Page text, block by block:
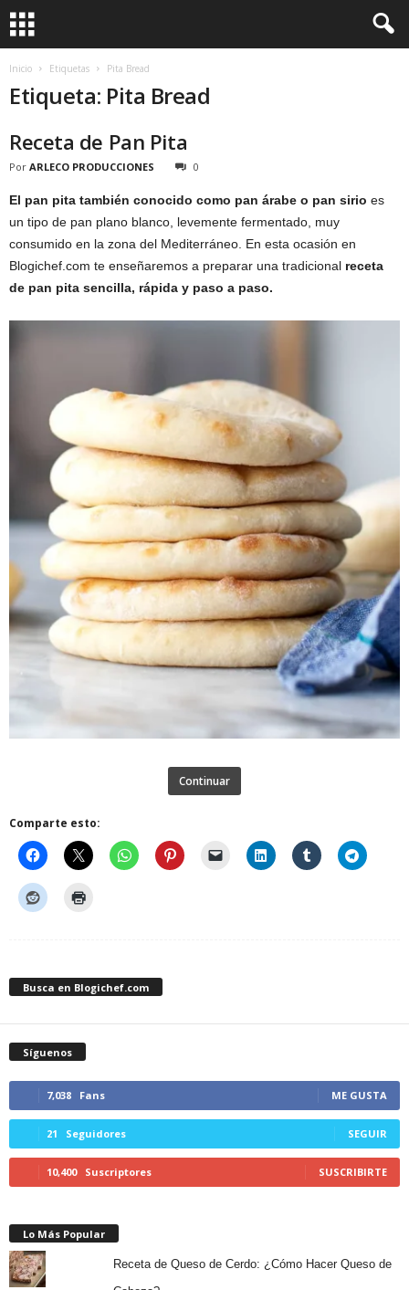
Inicio Etiquetas Pita Bread
Etiqueta: Pita Bread
Receta de Pan Pita
Por ARLECO PRODUCCIONES 0
El pan pita también conocido como pan árabe o pan sirio es
un tipo de pan plano blanco, levemente fermentado, muy
consumido en la zona del Mediterráneo. En esta ocasión en
Blogichef.com te enseñaremos a preparar una tradicional receta
de pan pita sencilla, rápida y paso a paso.
Continuar
Comparte esto:
Busca en Blogichef.com
Síguenos
7,038 Fans ME GUSTA
21 Seguidores SEGUIR
10,400 Suscriptores SUSCRIBIRTE
Lo Más Popular
Receta de Queso de Cerdo: ¿Cómo Hacer Queso de